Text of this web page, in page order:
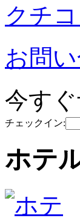
クチコ
お問
今す
チェックイン:
ホテ